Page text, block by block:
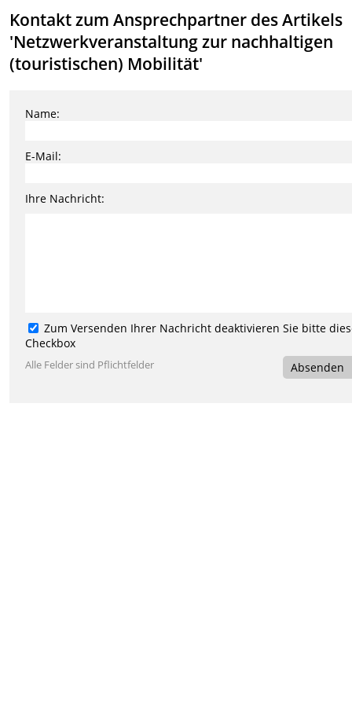
Kontakt zum Ansprechpartner des Artikels
'Netzwerkveranstaltung zur nachhaltigen
(touristischen) Mobilität'
Name:
E-Mail:
Ihre Nachricht:
Zum Versenden Ihrer Nachricht deaktivieren Sie bitte
Checkbox
Alle Felder sind Pflichtfelder Absenden